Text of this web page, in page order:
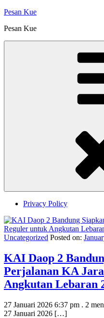
Skip
content
Pesan Kue
Pesan Kue
Privacy Policy
Uncategorized Posted on:
KAI Daop 2
Perjalanan KA
Angkutan Lebaran
27 Januari 2026 6:37 pm . 2
27 Januari 2026 […]